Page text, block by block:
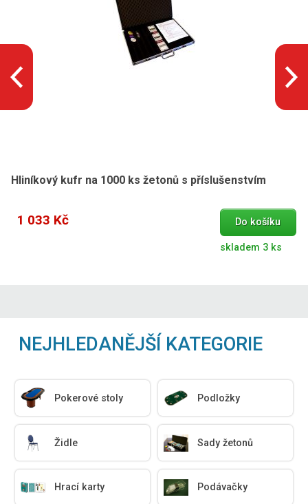
Hliníkový kufr na 1000 ks žetonů s příslušenstvím
1 033 Kč Do košíku
skladem 3 ks
NEJHLEDANĚJŠÍ KATEGORIE
Pokerové stoly Podložky
Židle Sady žetonů
Hrací karty Podávačky